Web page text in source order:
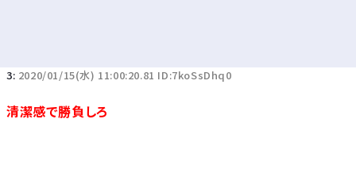
3: 2020/01/15(水) 11:00:20.81 ID:7koSsDhq0
清潔感で勝負しろ